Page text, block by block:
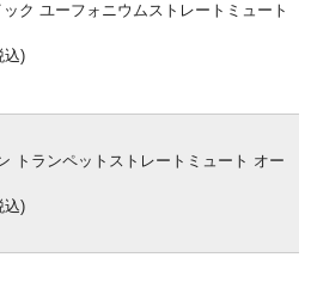
ク ユーフォニウムストレートミュート
込)
トランペットストレートミュート オー
込)